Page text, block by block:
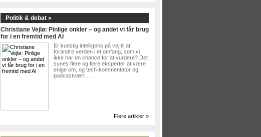
Politik & debat »
Christiane Vejlø: Pinlige onkler – og andet vi får brug
for i en fremtid med AI
Er kunstig intelligens på vej til at
forandre verden i et omfang, som vi
ikke har en chance for at vurdere? Det
synes flere og flere eksperter at være
enige om, og tech-kommentator og
podcastvært …
Flere artikler »